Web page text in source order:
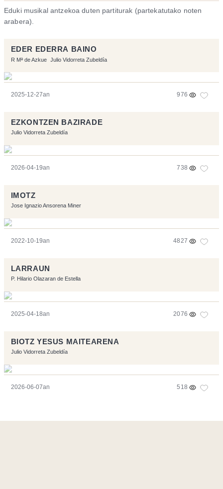
Eduki musikal antzekoa duten partiturak (partekatutako noten
arabera).
EDER EDERRA BAINO
R Mª de Azkue Julio Vidorreta Zubeldía
2025-12-27an 976
EZKONTZEN BAZIRADE
Julio Vidorreta Zubeldía
2026-04-19an 738
IMOTZ
Jose Ignazio Ansorena Miner
2022-10-19an 4827
LARRAUN
P. Hilario Olazaran de Estella
2025-04-18an 2076
BIOTZ YESUS MAITEARENA
Julio Vidorreta Zubeldía
2026-06-07an 518